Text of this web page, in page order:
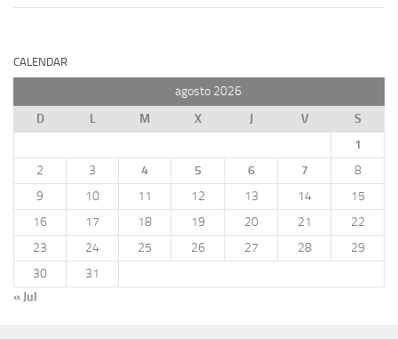
CALENDAR
agosto 2026
D
L M X J V
S
1
2
3 4 5 6 7
8
9
10 11 12 13 14
15
16
17 18 19 20 21
22
23
24 25 26 27 28
29
30
31
« Jul